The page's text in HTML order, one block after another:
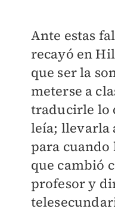
Ante estas
recayó en
que ser la
meterse a
traducirle lo
leía; llevarla
para cuando
que cambió
profesor y